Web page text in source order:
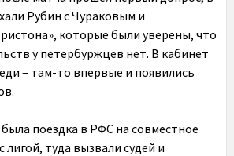
Рубин с Чураковым и
которые были уверены, что
у петербуржцев нет. В кабинет
– там-то впервые и появились
поездка в РФС на совместное
лигой, туда вызвали судей и